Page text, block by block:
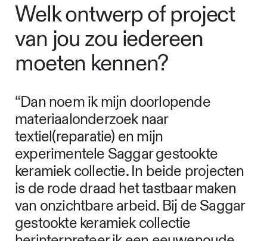
Welk ontwerp of project
van jou zou iedereen
moeten kennen?
“Dan noem ik mijn doorlopende
materiaalonderzoek naar
textiel(reparatie) en mijn
experimentele Saggar gestookte
keramiek collectie. In beide projecten
is de rode draad het tastbaar maken
van onzichtbare arbeid. Bij de Saggar
gestookte keramiek collectie